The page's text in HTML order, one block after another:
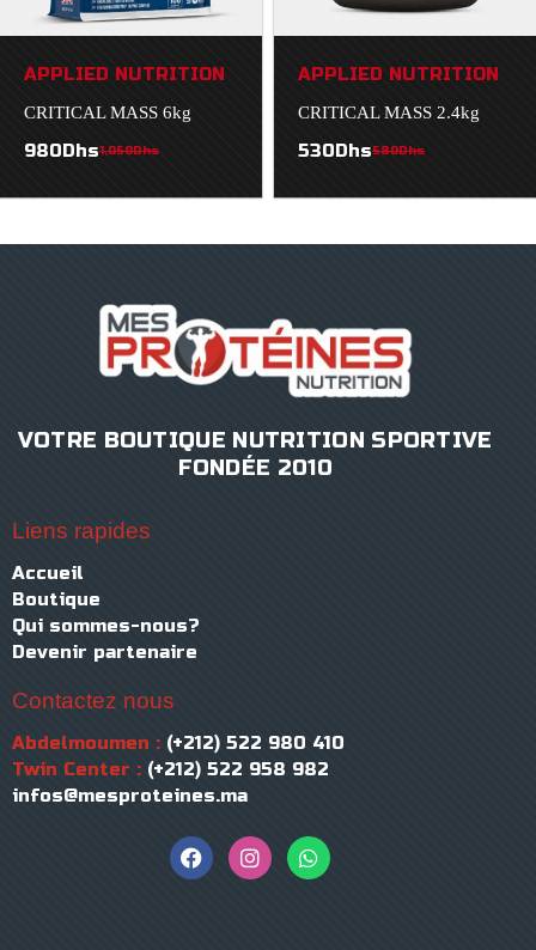
APPLIED NUTRITION
CRITICAL MASS 6kg
1,050Dhs
980Dhs
APPLIED NUTRITION
CRITICAL MASS 2.4kg
580Dhs
530Dhs
VOTRE BOUTIQUE NUTRITION SPORTIVE
FONDÉE 2010
Liens rapides
Accueil
Boutique
Qui sommes-nous?
Devenir partenaire
Contactez nous
Abdelmoumen : (+212) 522 980 410
Twin Center : (+212) 522 958 982
infos@mesproteines.ma